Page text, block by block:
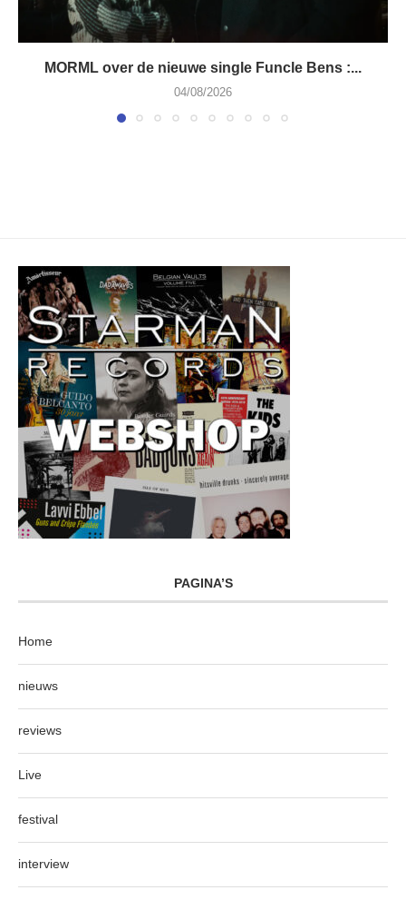
MORML over de nieuwe single Funcle Bens :...
04/08/2026
PAGINA’S
Home
nieuws
reviews
Live
festival
interview